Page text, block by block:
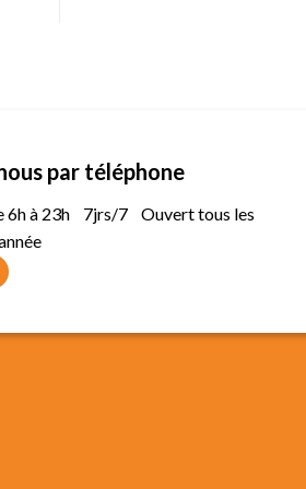
par téléphone
6h à 23h 7jrs/7 Ouvert tous les